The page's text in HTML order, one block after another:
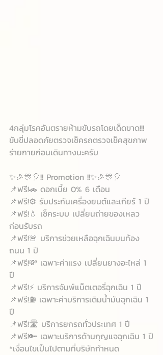
4กลุ่มโรคอันตรายห้ามขับรถโดยเด็ดขาด!!!
ขับขี่ปลอดภัยตรวจเช็ครถตรวจเช็คสุขภาพ
ร่ายกายก่อนเดินทางนะครับ
✨🎉🎊🎈!! Promotion !!✨🎉🎊🎈
📌ฟรี!🚗 ดอกเบี้ย 0% 6 เดือน
📌ฟรี!⚙ รับประกันเครื่องยนต์และเกียร์ 1 ปี
📌ฟรี!💧 เช็คระบบ เปลี่ยนถ่ายของเหลว
ก่อนรับรถ
📌ฟรี!🚨 บริการช่วยเหลือฉุกเฉินบนท้อง
ถนน 1 ปี
📌ฟรี!💸 เฉพาะค่าแรง เปลี่ยนยางอะไหล่ 1
ปี
📌ฟรี!⚡ บริการจัมพ์แบ็ตเตอรี่ฉุกเฉิน 1 ปี
📌ฟรี!⛽ เฉพาะค่าบริการเติมน้ำมันฉุกเฉิน 1
ปี
📌ฟรี!🛣 บริการยกรถทั่วประเทศ 1 ปี
📌ฟรี!🔑 เฉพาะบริการด้านกุญแจฉุกเฉิน 1 ปี
*เงื่อนไขเป็นไปตามที่บริษัทกำหนด